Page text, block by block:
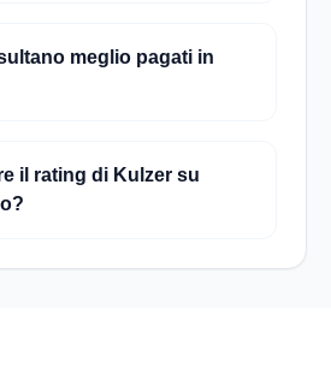
meglio pagati in
il rating di Kulzer su